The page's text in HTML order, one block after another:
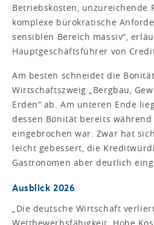
Betriebskosten, unzureichende
komplexe bürokratische
sensiblen Bereich massiv“,
Hauptgeschäftsführer von
Am besten schneidet die
Wirtschaftszweig „Bergbau,
Erden“ ab. Am unteren Ende
dessen Bonität bereits
eingebrochen war. Zwar hat
leicht gebessert, die
Gastronomen aber deutlich
Ausblick 2026
„Die deutsche Wirtschaft